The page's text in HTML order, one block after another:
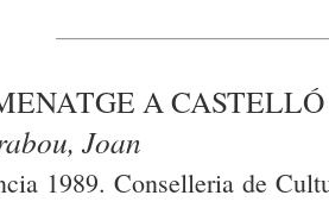
A CASTELLÓ
Joan
1989. Conselleria de